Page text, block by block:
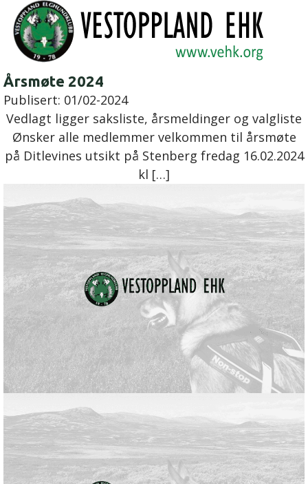
Årsmøte 2024
Publisert: 01/02-2024
Vedlagt ligger saksliste, årsmeldinger og valgliste
Ønsker alle medlemmer velkommen til årsmøte
på Ditlevines utsikt på Stenberg fredag 16.02.2024
kl […]